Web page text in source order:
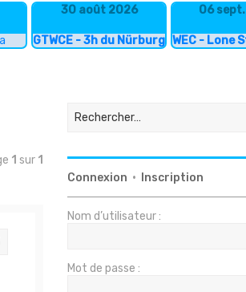
30 août 2026
GTWCE - 3h du Nürburgring
06
WEC - Lone
1 sur 1
Connexion • Inscription
Nom d’utilisateur :
Mot de passe :